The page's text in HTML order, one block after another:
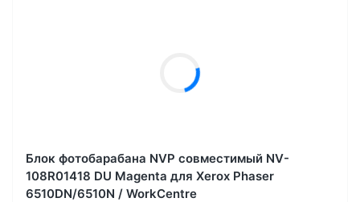
Блок фотобарабана NVP совместимый NV-
108R01418 DU Magenta для Xerox Phaser
6510DN/6510N / WorkCentre